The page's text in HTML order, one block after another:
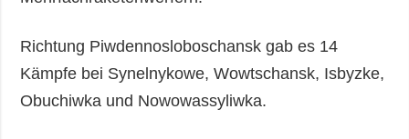
Richtung Piwdennosloboschansk gab es 14
Kämpfe bei Synelnykowe, Wowtschansk, Isbyzke,
Obuchiwka und Nowowassyliwka.